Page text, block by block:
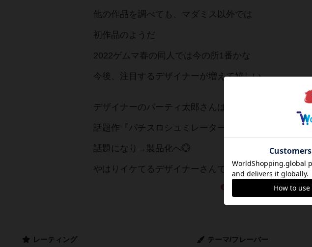
他の作品を調べても、マダミス以外では
初作品のようだ
2022ゲムマ春の同人では今の所1番かな
今後、注目するデザイナーが増えて嬉しい
デザイナーのパーティ太郎さんは、この後
話題作『パチスロシュミレーター』を発表
話題になり→製品化へ💮
やはりイケてるデザイナーさんでしたね🤹‍♂️
最も読まれているレビューを
投稿者：
たつきち
テーマ/フレーバー
レーティング